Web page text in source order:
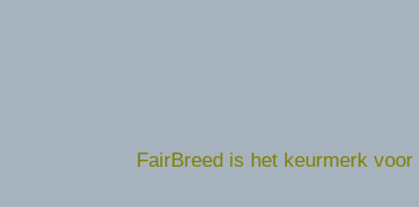
FairBreed is het keurmerk